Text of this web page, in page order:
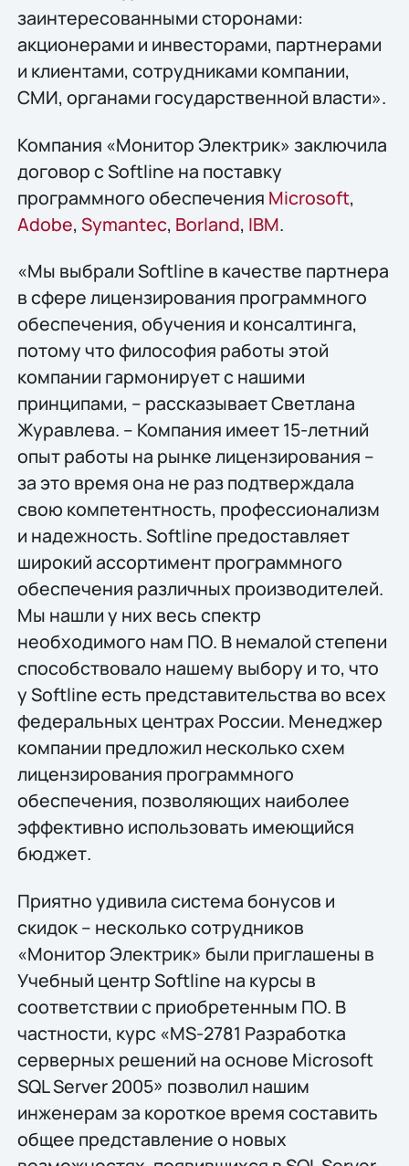
заинтересованными сторонами:
акционерами и инвесторами, партнерами
и клиентами, сотрудниками компании,
СМИ, органами государственной власти».
Компания «Монитор Электрик» заключила
договор с Softline на поставку
программного обеспечения Microsoft,
Adobe, Symantec, Borland, IBM.
«Мы выбрали Softline в качестве партнера
в сфере лицензирования программного
обеспечения, обучения и консалтинга,
потому что философия работы этой
компании гармонирует с нашими
принципами, – рассказывает Светлана
Журавлева. – Компания имеет 15-летний
опыт работы на рынке лицензирования –
за это время она не раз подтверждала
свою компетентность, профессионализм
и надежность. Softline предоставляет
широкий ассортимент программного
обеспечения различных производителей.
Мы нашли у них весь спектр
необходимого нам ПО. В немалой степени
способствовало нашему выбору и то, что
у Softline есть представительства во всех
федеральных центрах России. Менеджер
компании предложил несколько схем
лицензирования программного
обеспечения, позволяющих наиболее
эффективно использовать имеющийся
бюджет.
Приятно удивила система бонусов и
скидок – несколько сотрудников
«Монитор Электрик» были приглашены в
Учебный центр Softline на курсы в
соответствии с приобретенным ПО. В
частности, курс «MS-2781 Разработка
серверных решений на основе Microsoft
SQL Server 2005» позволил нашим
инженерам за короткое время составить
общее представление о новых